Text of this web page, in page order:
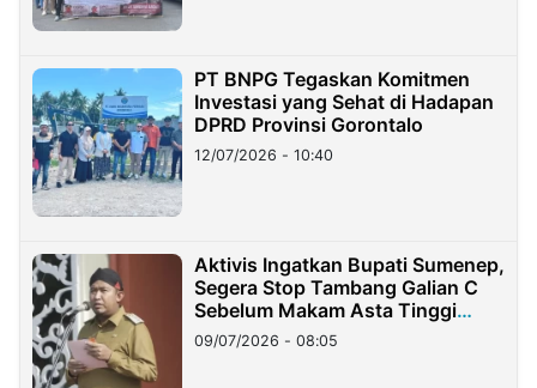
PT BNPG Tegaskan Komitmen
Investasi yang Sehat di Hadapan
DPRD Provinsi Gorontalo
12/07/2026 - 10:40
Aktivis Ingatkan Bupati Sumenep,
Segera Stop Tambang Galian C
Sebelum Makam Asta Tinggi
Longsor
09/07/2026 - 08:05